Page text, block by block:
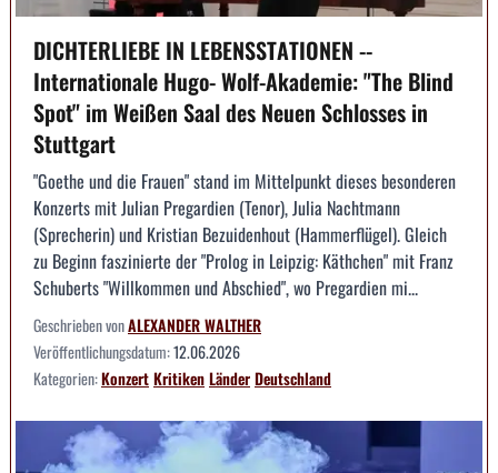
DICHTERLIEBE IN LEBENSSTATIONEN --
Internationale Hugo- Wolf-Akademie: "The Blind
Spot" im Weißen Saal des Neuen Schlosses in
Stuttgart
"Goethe und die Frauen" stand im Mittelpunkt dieses besonderen
Konzerts mit Julian Pregardien (Tenor), Julia Nachtmann
(Sprecherin) und Kristian Bezuidenhout (Hammerflügel). Gleich
zu Beginn faszinierte der "Prolog in Leipzig: Käthchen" mit Franz
Schuberts "Willkommen und Abschied", wo Pregardien mi...
Geschrieben vonALEXANDER WALTHER
Veröffentlichungsdatum:12.06.2026
Kategorien:KonzertKritikenLänderDeutschland